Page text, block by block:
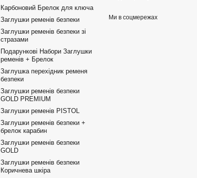
Карбоновий Брелок для ключа
Заглушки ременів безпеки
Заглушки ременів безпеки зі
стразами
Подарункові Набори Заглушки
ременів + Брелок
Заглушка перехідник ременя
безпеки
Заглушки ременів безпеки
GOLD PREMIUM
Заглушки ременів PISTOL
Заглушки ременів безпеки +
брелок карабин
Заглушки ременів безпеки
GOLD
Заглушки ременів безпеки
Коричнева шкіра
Ми в соцмережах